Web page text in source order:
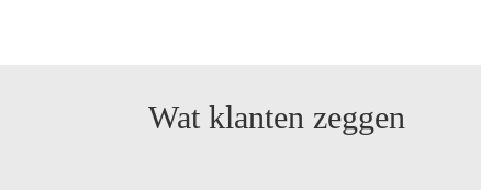
Wat klanten zeggen